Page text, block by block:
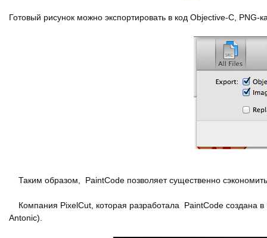
Готовый рисунок можно экспортировать в код Objective-C, PNG-
Таким образом, PaintCode позволяет существенно
Компания PixelCut, которая разработала PaintCode создана
Antonic).